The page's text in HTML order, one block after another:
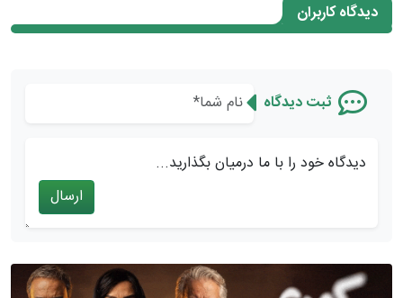
دیدگاه کاربران
ثبت دیدگاه
دیدگاه خود را با ما درمیان بگذارید...
ارسال